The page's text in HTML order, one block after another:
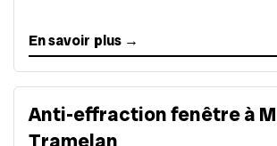
En savoir plus →
Anti-effraction fenêtre à